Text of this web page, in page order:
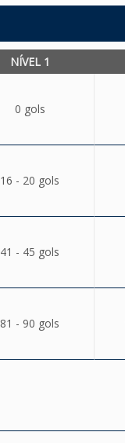
NÍVEL 1
0 gols
16 - 20 gols
41 - 45 gols
81 - 90 gols